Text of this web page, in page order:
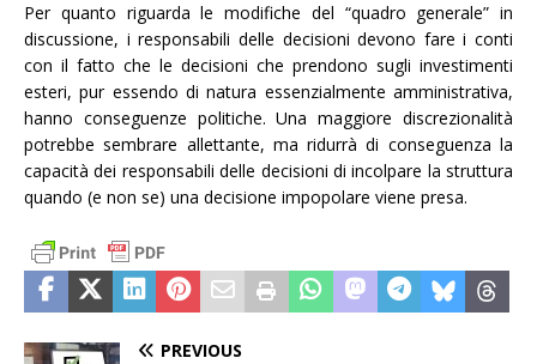
Per quanto riguarda le modifiche del “quadro generale” in
discussione, i responsabili delle decisioni devono fare i conti
con il fatto che le decisioni che prendono sugli investimenti
esteri, pur essendo di natura essenzialmente amministrativa,
hanno conseguenze politiche. Una maggiore discrezionalità
potrebbe sembrare allettante, ma ridurrà di conseguenza la
capacità dei responsabili delle decisioni di incolpare la struttura
quando (e non se) una decisione impopolare viene presa.
PREVIOUS